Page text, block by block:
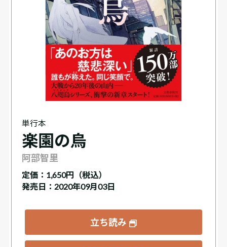
単行本
楽園の烏
阿部智里
定価： 1,650円（税込）
発売日：2020年09月03日
立ち読み